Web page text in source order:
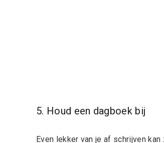
5. Houd een dagboek bij
Even lekker van je af schrijven